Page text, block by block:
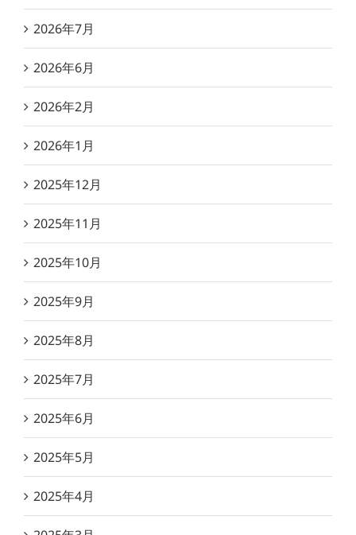
2026年7月
2026年6月
2026年2月
2026年1月
2025年12月
2025年11月
2025年10月
2025年9月
2025年8月
2025年7月
2025年6月
2025年5月
2025年4月